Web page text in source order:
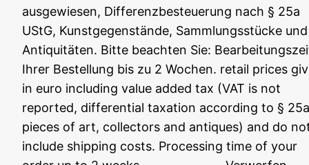
ausgewiesen, Differenzbesteuerung nach § 25a
UStG, Kunstgegenstände, Sammlungsstücke und
Antiquitäten. Bitte beachten Sie:
Ihrer Bestellung bis zu 2 Wochen. retail prices
in euro including value added tax (VAT is not
reported, differential taxation according to §
pieces of art, collectors and antiques) and do
include shipping costs. Processing time of your
Tischleuchte Kaiser Idell 6561